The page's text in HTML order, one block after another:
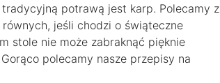
tradycyjną potrawą jest karp. Polecamy z
jeśli chodzi o świąteczne
stole nie może zabraknąć pięknie
polecamy nasze przepisy na